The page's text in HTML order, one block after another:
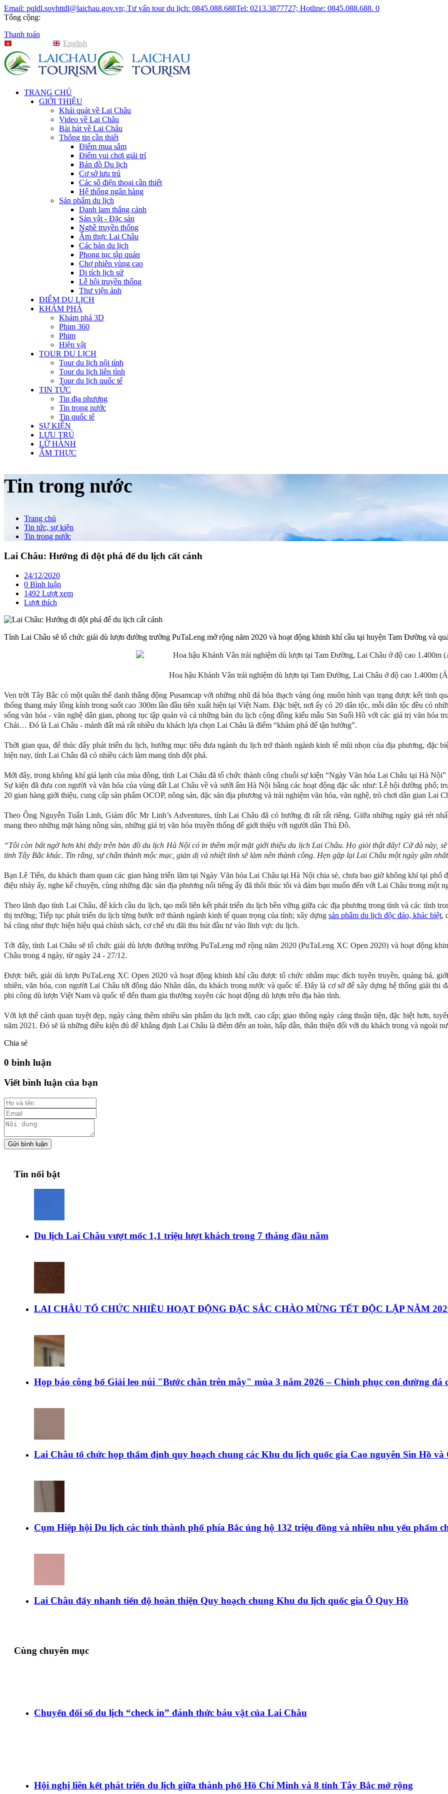
Email: pqldl.sovhttdl@laichau.gov.vn; Tư vấn tour du lịch: 0845.088.688Tel: 0213.3877727; Hotline: 0845.088.688. 0
Tổng cộng:
Thanh toán
English
TRANG CHỦ
GIỚI THIỆU
Khái quát về Lai Châu
Video về Lai Châu
Bài hát về Lai Châu
Thông tin cần thiết
Điểm mua sắm
Điểm vui chơi giải trí
Bản đồ Du lịch
Cơ sở lưu trú
Các số điện thoại cần thiết
Hệ thống ngân hàng
Sản phẩm du lịch
Danh lam thắng cảnh
Sản vật - Đặc sản
Nghề truyền thống
Ẩm thực Lai Châu
Các bản du lịch
Phong tục tập quán
Chợ phiên vùng cao
Di tích lịch sử
Lễ hội truyền thống
Thư viện ảnh
ĐIỂM DU LỊCH
KHÁM PHÁ
Khám phá 3D
Phim 360
Phim
Hiện vật
TOUR DU LỊCH
Tour du lịch nội tỉnh
Tour du lịch liên tỉnh
Tour du lịch quốc tế
TIN TỨC
Tin địa phương
Tin trong nước
Tin quốc tế
SỰ KIỆN
LƯU TRÚ
LỮ HÀNH
ẨM THỰC
Tin trong nước
Trang chủ
Tin tức, sự kiện
Tin trong nước
Lai Châu: Hướng đi đột phá để du lịch cất cánh
24/12/2020
0 Bình luận
1492 Lượt xem
Lượt thích
Tỉnh Lai Châu sẽ tổ chức giải dù lượn đường trường PuTaLeng mở rộng năm 2020 và hoạt động khinh khí cầu tại huyện Tam Đường và
Hoa hậu Khánh Vân trải nghiệm dù lượn tại Tam Đường, Lai Châu ở độ cao 1.400m
Ven trời Tây Bắc có một quần thể danh thắng động Pusamcap với những nhũ đá hóa thạch vàng óng muôn hình vạn trạng được kết tinh
thống thang máy lồng kính trong suốt cao 300m lần đầu tiên xuất hiện tại Việt Nam. Đặc biệt, nơi ấy có 20 dân tộc, mỗi dân tộc đều có
sống văn hóa - văn nghệ dân gian, phong tục tập quán và cả những bản du lịch cộng đồng kiểu mẫu Sin Suối Hồ với các giá trị văn hóa
Chải… Đó là Lai Châu - mảnh đất mà rất nhiều du khách lựa chọn Lai Châu là điểm “khám phá để tận hưởng”.
Thời gian qua, để thúc đẩy phát triển du lịch, hướng mục tiêu đưa ngành du lịch trở thành ngành kinh tế mũi nhọn của địa phương, đặc
hiện nay, tỉnh Lai Châu đã có nhiều cách làm mang tính đột phá.
Mới đây, trong không khí giá lạnh của mùa đông, tỉnh Lai Châu đã tổ chức thành công chuỗi sự kiện “Ngày Văn hóa Lai Châu tại Hà
Sự kiện đã đưa con người và văn hóa của vùng đất Lai Châu về và sưởi ấm Hà Nội bằng các hoạt động đặc sắc như: Lễ hội đường phố;
20 gian hàng giới thiệu, cung cấp sản phẩm OCOP, nông sản, đặc sản địa phương và trải nghiệm văn hóa, văn nghệ, trò chơi dân gian Lai
Theo Ông Nguyễn Tuấn Linh, Giám đốc Mr Linh’s Adventures, tỉnh Lai Châu đã có hướng đi rất rất riêng. Giữa những ngày giá rét
mang theo những mặt hàng nông sản, những giá trị văn hóa truyền thống để giới thiệu với người dân Thủ Đô.
“Tôi còn bất ngờ hơn khi thấy trên bản đồ du lịch Hà Nội có in thêm một mặt giới thiệu du lịch Lai Châu. Họ giỏi thật đấy! Cứ đà này,
tỉnh Tây Bắc khác. Tin rằng, sự chân thành mộc mạc, giản dị và nhiệt tình sẽ làm nên thành công. Hẹn gặp lại Lai Châu một ngày gần
Bạn Lê Tiến, du khách tham quan các gian hàng triển lãm tại Ngày Văn hóa Lai Châu tại Hà Nội chia sẻ, chưa bao giờ không khí tại
điệu nhảy ấy, nghe kể chuyện, cùng những đặc sản địa phương nổi tiếng ấy đã thôi thúc tôi và đám bạn muốn đến với Lai Châu trong một
Theo lãnh đạo tỉnh Lai Châu, để kích cầu du lịch, tạo mối liên kết phát triển du lịch bền vững giữa các địa phương trong tỉnh và các tỉnh
thị trường; Tiếp tục phát triển du lịch từng bước trở thành ngành kinh tế quan trọng của tỉnh; xây dựng sản phẩm du lịch độc đáo, khác biệt,
bá cũng như thực hiện hiệu quả chính sách, cơ chế ưu đãi thu hút đầu tư vào lĩnh vực du lịch.
Tới đây, tỉnh Lai Châu sẽ tổ chức giải dù lượn đường trường PuTaLeng mở rộng năm 2020 (PuTaLeng XC Open 2020) và hoạt động
Châu trong 4 ngày, từ ngày 24 - 27/12.
Được biết, giải dù lượn PuTaLeng XC Open 2020 và hoạt động khinh khí cầu được tổ chức nhằm mục đích tuyên truyền, quảng bá,
nhiên, văn hóa, con người Lai Châu tới đông đảo Nhân dân, du khách trong nước và quốc tế. Đây là cơ sở để xây dựng hệ thống giải
phi công dù lượn Việt Nam và quốc tế đến tham gia thường xuyên các hoạt động dù lượn trên địa bàn tỉnh.
Với lợi thế cảnh quan tuyệt đẹp, ngày càng thêm nhiều sản phẩm du lịch mới, cao cấp; giao thông ngày càng thuận tiện, đặc biệt hơn,
năm 2021. Đó sẽ là những điều kiện đủ để khẳng định Lai Châu là điểm đến an toàn, hấp dẫn, thân thiện đối với du khách trong và ngoài
Chia sẻ
0 bình luận
Viết bình luận của bạn
Gửi bình luận
Tin nổi bật
Du lịch Lai Châu vượt mốc 1,1 triệu lượt khách trong 7 tháng đầu năm
LAI CHÂU TỔ CHỨC NHIỀU HOẠT ĐỘNG ĐẶC SẮC CHÀO MỪNG TẾT ĐỘC LẬP NĂM
Họp báo công bố Giải leo núi "Bước chân trên mây" mùa 3 năm 2026 – Chinh phục con đường đá
Lai Châu tổ chức họp thẩm định quy hoạch chung các Khu du lịch quốc gia Cao nguyên Sìn Hồ và
Cụm Hiệp hội Du lịch các tỉnh thành phố phía Bắc ủng hộ 132 triệu đồng và nhiều nhu yếu phẩm
Lai Châu đẩy nhanh tiến độ hoàn thiện Quy hoạch chung Khu du lịch quốc gia Ô Quy Hồ
Cùng chuyên mục
Chuyển đổi số du lịch “check in” đánh thức báu vật của Lai Châu
Hội nghị liên kết phát triển du lịch giữa thành phố Hồ Chí Minh và 8 tỉnh Tây Bắc mở rộng